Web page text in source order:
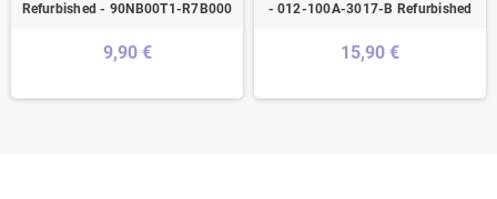
Refurbished - 90NB00T1-R7B000
9,90 €
- 012-100A-3017-B Refurbished
15,90 €